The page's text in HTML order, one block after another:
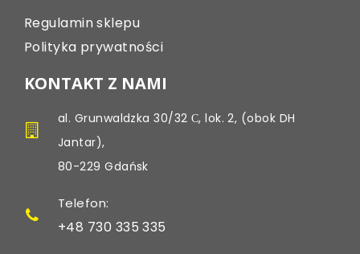
Regulamin sklepu
Polityka prywatności
KONTAKT Z NAMI
al. Grunwaldzka 30/32 С, lok. 2, (obok DH
Jantar),
80-229 Gdańsk
Telefon:
+48 730 335 335